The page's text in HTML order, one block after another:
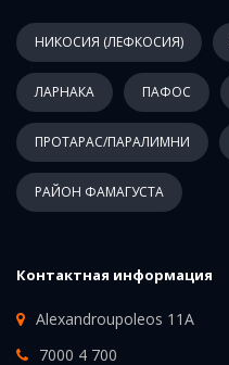
НИКОСИЯ (ЛЕФКОСИЯ)
ЛАРНАКА ПАФОС
ПРОТАРАС/ПАРАЛИМНИ
РАЙОН ФАМАГУСТА
Контактная информация
Alexandroupoleos 11A
7000 4 700